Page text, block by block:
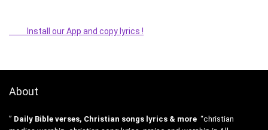
Install our App and copy lyrics !
About
” Daily Bible verses, Christian songs lyrics & more “christian